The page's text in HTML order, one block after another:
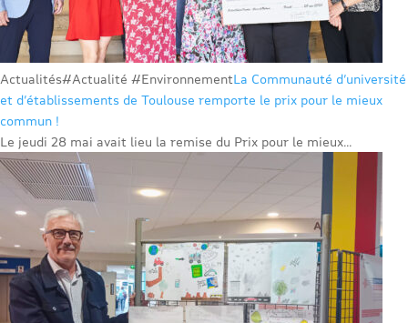
Actualités#Actualité #EnvironnementLa Communauté d’université
et d’établissements de Toulouse remporte le prix pour le mieux
commun !
Le jeudi 28 mai avait lieu la remise du Prix pour le mieux...